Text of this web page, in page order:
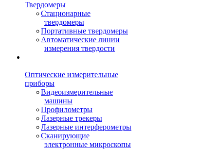
Твердомеры
Стационарные
твердомеры
Портативные твердомеры
Автоматические линии
измерения твердости
Оптические измерительные
приборы
Видеоизмерительные
машины
Профилометры
Лазерные трекеры
Лазерные интерферометры
Сканирующие
электронные микроскопы